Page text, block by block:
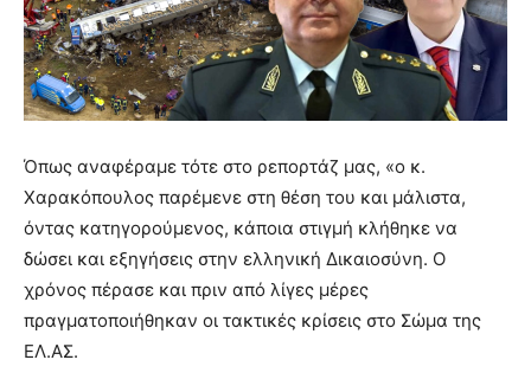
Όπως αναφέραμε τότε στο ρεπορτάζ μας, «ο κ.
Χαρακόπουλος παρέμενε στη θέση του και μάλιστα,
όντας κατηγορούμενος, κάποια στιγμή κλήθηκε να
δώσει και εξηγήσεις στην ελληνική Δικαιοσύνη. Ο
χρόνος πέρασε και πριν από λίγες μέρες
πραγματοποιήθηκαν οι τακτικές κρίσεις στο Σώμα της
ΕΛ.ΑΣ.